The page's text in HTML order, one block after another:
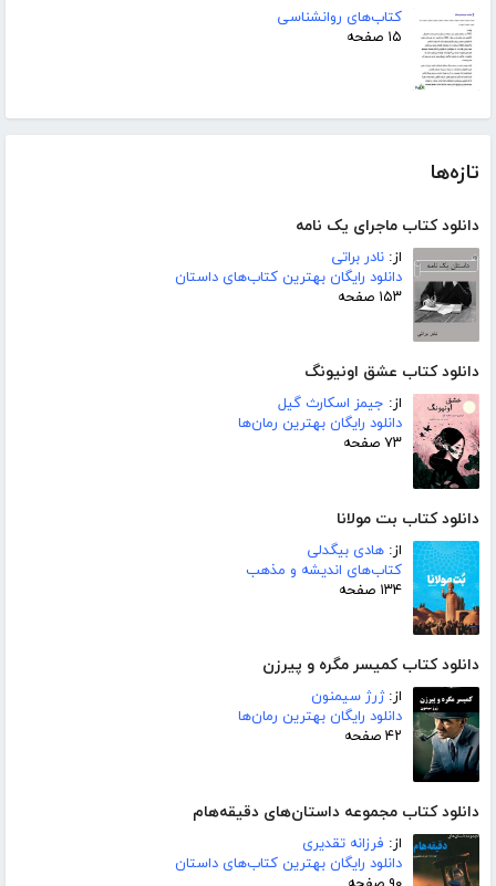
کتاب‌های روانشناسی
۱۵ صفحه
تازه‌ها
دانلود کتاب ماجرای یک نامه
از: نادر براتی
دانلود رایگان بهترین کتاب‌های داستان
۱۵۳ صفحه
دانلود کتاب عشق اونیونگ
از: جیمز اسکارث گیل
دانلود رایگان بهترین رمان‌ها
۷۳ صفحه
دانلود کتاب بت مولانا
از: هادی بیگدلی
کتاب‌های اندیشه و مذهب
۱۳۴ صفحه
دانلود کتاب کمیسر مگره و پیرزن
از:ژرژ سیمنون
دانلود رایگان بهترین رمان‌ها
۴۲ صفحه
دانلود کتاب مجموعه داستان‌های دقیقه‌هام
از: فرزانه تقدیری
دانلود رایگان بهترین کتاب‌های داستان